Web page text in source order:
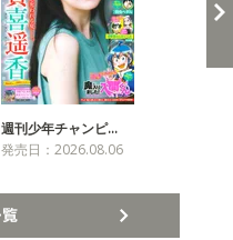
週刊少年チャンピ…
発売日：2026.08.06